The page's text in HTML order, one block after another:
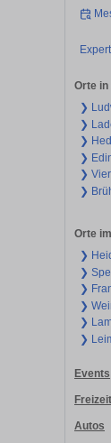
Orte in
❯
❯
❯
❯
❯
❯
Orte
❯
❯
❯
❯
❯
❯
Events
Freizeit
Autos